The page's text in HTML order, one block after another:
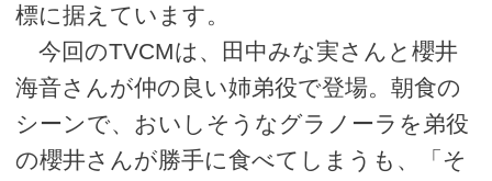
標に据えています。
今回のTVCMは、田中みな実さんと櫻井
海音さんが仲の良い姉弟役で登場。朝食の
シーンで、おいしそうなグラノーラを弟役
の櫻井さんが勝手に食べてしまうも、「そ